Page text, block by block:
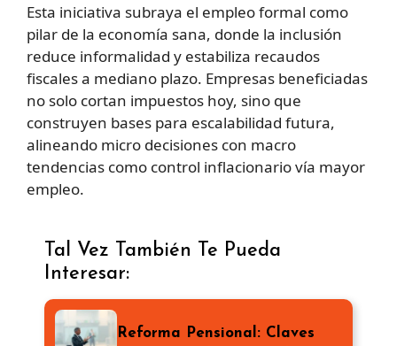
Esta iniciativa subraya el empleo formal como
pilar de la economía sana, donde la inclusión
reduce informalidad y estabiliza recaudos
fiscales a mediano plazo. Empresas beneficiadas
no solo cortan impuestos hoy, sino que
construyen bases para escalabilidad futura,
alineando micro decisiones con macro
tendencias como control inflacionario vía mayor
empleo.
Tal Vez También Te Pueda
Interesar:
Reforma Pensional: Claves